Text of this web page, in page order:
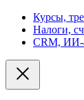
Курсы,
Налоги,
CRM, ИИ-